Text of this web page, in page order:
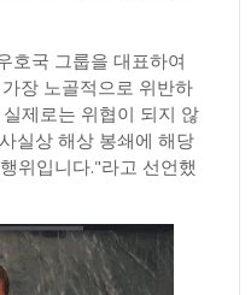
호국 그룹을 대표하여
장 노골적으로 위반하
제로는 위협이 되지 않
실상 해상 봉쇄에 해당
위입니다."라고 선언했